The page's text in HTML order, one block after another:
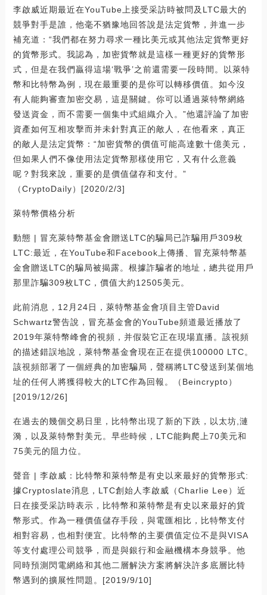
李啟威近期最近在YouTube上接受采訪時被問及LTC最大的
競爭對手是誰，他毫不猶豫地回答說是法定貨幣，并進一步
補充道：“我們都在努力尋求一種比美元或其他法定貨幣更好
的貨幣形式。我認為，加密貨幣就是這樣一種更好的貨幣形
式，但是在我們贏得這場‘戰爭’之前還需要一段時間。以萊特
幣和比特幣為例，現在最重要的是你可以轉移價值。如今沒
有人能夠審查加密交易，這是關鍵。你可以通過萊特幣網絡
發送資金，而不需要一個集中式組織介入。”他還評論了加密
資產如何互相攻擊而并未針對真正的敵人，在他看來，真正
的敵人是法定貨幣：“加密貨幣的價值可能高達數十億美元，
但如果人們不像使用法定貨幣那樣使用它，又有什么意義
呢？對我來說，重要的是價值儲存和支付。”
（CryptoDaily）[2020/2/3]
萊特幣價格分析
動態 | 冒充萊特幣基金會贈送LTC的騙局已詐騙用戶309枚
LTC:最近，在YouTube和Facebook上傳播、冒充萊特幣基
金會贈送LTC的騙局被揭露。根據詐騙者的地址，總共從用戶
那里詐騙309枚LTC，價值大約12505美元。
此前消息，12月24日，萊特幣基金會項目主管David
Schwartz警告說，冒充基金會的YouTube頻道最近播放了
2019年萊特幣峰會的視頻，并假裝它正在現場直播。該視頻
的描述錯誤地說，萊特幣基金會現在正在提供100000 LTC。
該視頻部署了一個經典的加密騙局，聲稱將LTC發送到某個地
址的任何人將獲得較大的LTC作為回報。（Beincrypto）
[2019/12/26]
在過去的幾個交易日里，比特幣出現了新的下跌，以太坊,漣
漪，以及萊特幣對美元。早些時候，LTC能夠爬上70美元和
75美元的阻力位。
聲音 | 李啟威：比特幣和萊特幣是有史以來最好的貨幣形式:
據Cryptoslate消息，LTC創始人李啟威（Charlie Lee）近
日在接受采訪時表示，比特幣和萊特幣是有史以來最好的貨
幣形式。作為一種價值儲存手段，與電匯相比，比特幣支付
相對容易，也相對便宜。比特幣的主要價值定位不是與VISA
等支付處理公司競爭，而是與銀行和金融機構本身競爭。他
同時預測閃電網絡和其他二層解決方案將解決許多底層比特
幣遇到的擴展性問題。[2019/9/10]